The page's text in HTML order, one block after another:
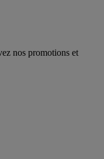
nos promotions et